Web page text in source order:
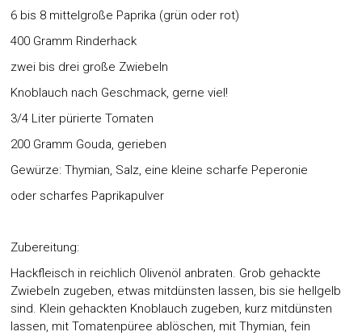
6 bis 8 mittelgroße Paprika (grün oder rot)
400 Gramm Rinderhack
zwei bis drei große Zwiebeln
Knoblauch nach Geschmack, gerne viel!
3/4 Liter pürierte Tomaten
200 Gramm Gouda, gerieben
Gewürze: Thymian, Salz, eine kleine scharfe Peperonie
oder scharfes Paprikapulver
Zubereitung:
Hackfleisch in reichlich Olivenöl anbraten. Grob gehackte
Zwiebeln zugeben, etwas mitdünsten lassen, bis sie hellgelb
sind. Klein gehackten Knoblauch zugeben, kurz mitdünsten
lassen, mit Tomatenpüree ablöschen, mit Thymian, fein